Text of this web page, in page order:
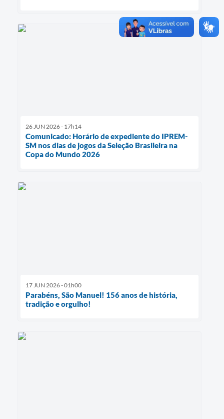
26 JUN 2026 - 17h14
Comunicado: Horário de expediente do IPREM-
SM nos dias de jogos da Seleção Brasileira na
Copa do Mundo 2026
17 JUN 2026 - 01h00
Parabéns, São Manuel! 156 anos de história,
tradição e orgulho!